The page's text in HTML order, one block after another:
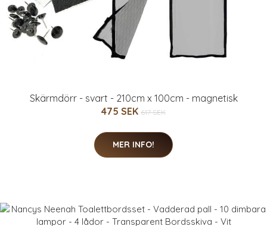
Skärmdörr - svart - 210cm x 100cm - magnetisk
475 SEK 617 SEK
MER INFO!